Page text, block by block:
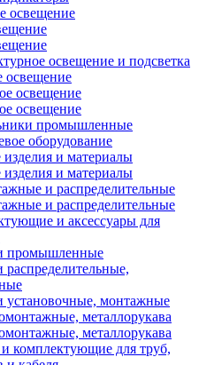
освещение
освещение и подсветка
освещение
освещение
освещение
промышленные
оборудование
и материалы
и материалы
и распределительные
и распределительные
и аксессуары для
промышленные
распределительные,
установочные, монтажные
металлорукава
металлорукава
комплектующие для труб,